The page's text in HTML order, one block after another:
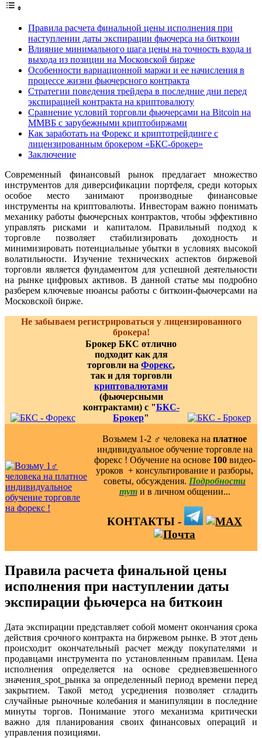
Правила расчета финальной цены исполнения при
наступлении даты экспирации фьючерса на биткоин
Влияние минимального шага цены на точность входа и
выхода из позиции на Московской бирже
Особенности вариационной маржи и ее начисления в
процессе жизни фьючерсного контракта
Стратегии поведения трейдера в последние дни перед
экспирацией контракта на криптовалюту
Сравнение условий торговли фьючерсами на Bitcoin на
ММВБ с зарубежными криптобиржами
Как заработать на Форекс и криптотрейдинге с
лицензированным брокером «БКС-брокер»
Заключение
Современный финансовый рынок предлагает множество
инструментов для диверсификации портфеля, среди которых
особое место занимают производные финансовые
инструменты на криптовалюты. Инвесторам важно понимать
механику работы фьючерсных контрактов, чтобы эффективно
управлять рисками и капиталом. Правильный подход к
торговле позволяет стабилизировать доходность и
минимизировать потенциальные убытки в условиях высокой
волатильности. Изучение технических аспектов биржевой
торговли является фундаментом для успешной деятельности
на рынке цифровых активов. В данной статье мы подробно
разберем ключевые нюансы работы с биткоин-фьючерсами на
Московской бирже.
Не забываем регистрироваться у лицензированного
брокера!
Брокер БКС отлично
подходит как для
торговли на Форекс,
так и для торговли
криптовалютами
(фьючерсными
контрактами) с "БКС-
Брокер"
Возьмем 1-2 ‍♂️ человека на платное
индивидуальное обучение торговле на
форекс ! Обучение на основе 100видео-
уроков ️ + консультирование и разборы,
советы, обсуждения. Подробности
тут и в личном общении...
КОНТАКТЫ -
Правила расчета финальной цены
исполнения при наступлении даты
экспирации фьючерса на биткоин
Дата экспирации представляет собой момент окончания срока
действия срочного контракта на биржевом рынке. В этот день
происходит окончательный расчет между покупателями и
продавцами инструмента по установленным правилам. Цена
исполнения определяется на основе средневзвешенного
значения_spot_рынка за определенный период времени перед
закрытием. Такой метод усреднения позволяет сгладить
случайные рыночные колебания и манипуляции в последние
минуты торгов. Понимание этого механизма критически
важно для планирования своих финансовых операций и
управления позициями.